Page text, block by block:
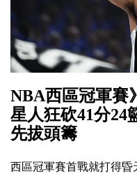
NBA西區冠軍賽
星人狂砍41分
先拔頭籌
西區冠軍賽首戰就打得